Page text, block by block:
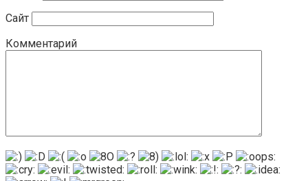
Сайт
Комментарий